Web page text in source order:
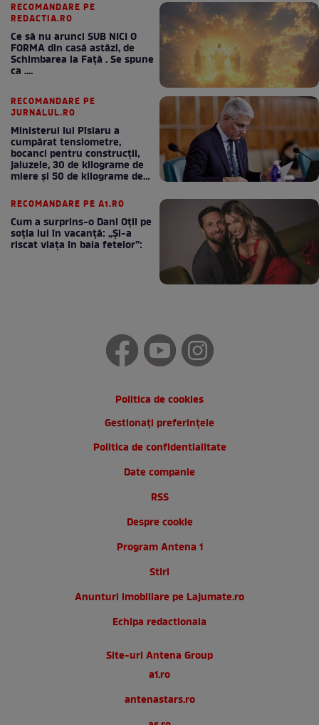
RECOMANDARE PE
REDACTIA.RO
Ce să nu arunci SUB NICI O
FORMA din casă astăzi, de
Schimbarea la Față . Se spune
ca ....
RECOMANDARE PE
JURNALUL.RO
Ministerul lui Pîslaru a
cumpărat tensiometre,
bocanci pentru construcții,
jaluzele, 30 de kilograme de
miere și 50 de kilograme de
RECOMANDARE PE A1.RO
Cum a surprins-o Dani Oțil pe
soția lui în vacanță: „Și-a
riscat viața în baia fetelor”:
Politica de cookies
Gestionați preferințele
Politica de confidentialitate
Date companie
RSS
Despre cookie
Program Antena 1
Stiri
Anunturi imobiliare pe Lajumate.ro
Echipa redactionala
Site-uri Antena Group
a1.ro
antenastars.ro